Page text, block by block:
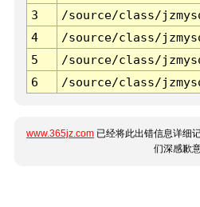
3 /source/class/
4
/source/class/
5
/source/class/
6
/source/class/
www.365jz.com 已经将此出错信息详细
们深感歉